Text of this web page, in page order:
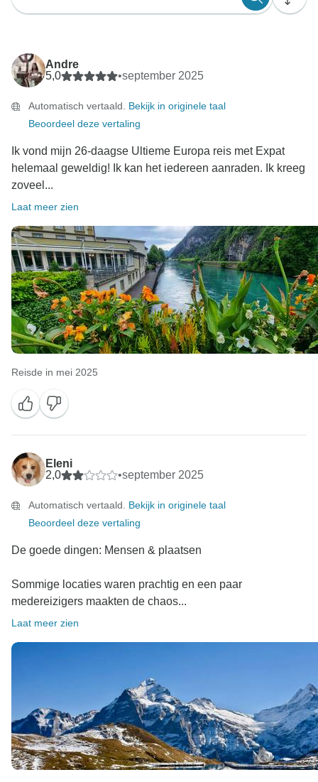
Andre
5,0
•september 2025
Automatisch vertaald. Bekijk in originele taal
Beoordeel deze vertaling
Ik vond mijn 26-daagse Ultieme Europa reis met Expat
helemaal geweldig! Ik kan het iedereen aanraden. Ik kreeg
zoveel...
Laat meer zien
Reisde in mei 2025
Eleni
2,0
•september 2025
Automatisch vertaald. Bekijk in originele taal
Beoordeel deze vertaling
De goede dingen: Mensen & plaatsen
Sommige locaties waren prachtig en een paar
medereizigers maakten de chaos...
Laat meer zien